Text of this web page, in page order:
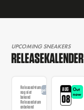
UPCOMING SNEAKERS
RELEASEKALENDER
Releasedatum
nog niet
bekend
Releasedatum
onbekend
Aangekondigd AUG
08
Out
now